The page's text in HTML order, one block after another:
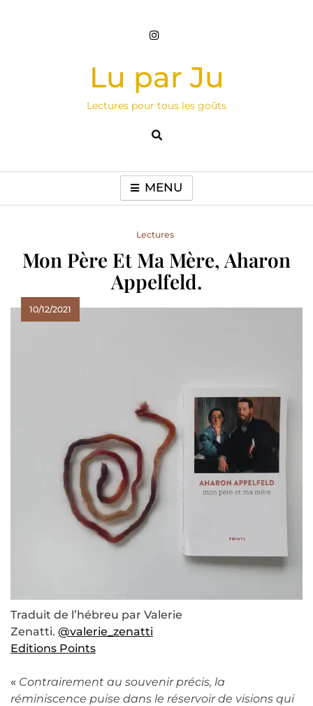
Lu par Ju
Lectures pour tous les goûts
MENU
Lectures
Mon Père Et Ma Mère, Aharon
Appelfeld.
10/12/2021
Traduit de l’hébreu par Valerie
Zenatti. @valerie_zenatti
Editions Points
« Contrairement au souvenir précis, la
réminiscence puise dans le réservoir de visions qui